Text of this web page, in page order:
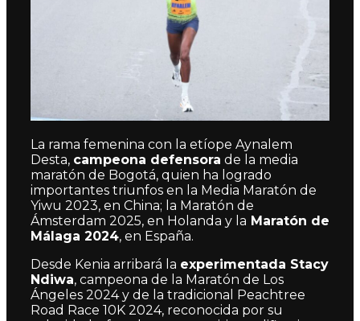
La rama femenina con la etíope Aynalem
Desta, campeona defensora de la media
maratón de Bogotá, quien ha logrado
importantes triunfos en la Media Maratón de
Yiwu 2023, en China; la Maratón de
Ámsterdam 2025, en Holanda y la Maratón de
Málaga 2024, en España.
Desde Kenia arribará la experimentada Stacy
Ndiwa, campeona de la Maratón de Los
Ángeles 2024 y de la tradicional Peachtree
Road Race 10K 2024, reconocida por su